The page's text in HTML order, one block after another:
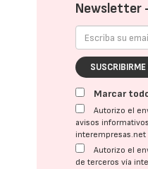
Newsletter
Marcar
Autorizo el
avisos
interempresas.net
Autorizo el
de terceros vía